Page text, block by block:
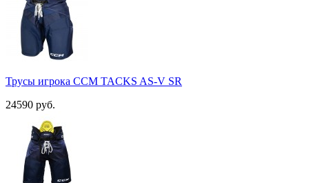
Трусы игрока ССМ TACKS AS-V SR
24590 руб.